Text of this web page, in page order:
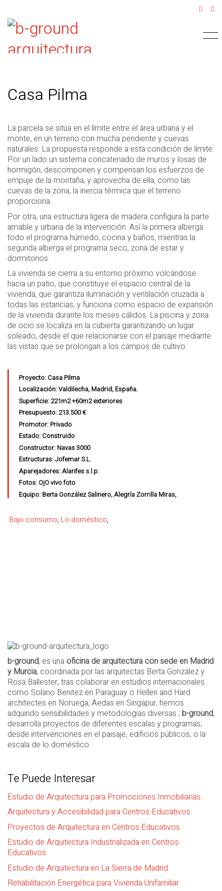
Casa Pilma
La parcela se sitúa en el límite entre el área urbana y el
monte, en un terreno con mucha pendiente y cuevas
naturales. La propuesta responde a esta condición de límite:
Por un lado un sistema concatenado de muros y losas de
hormigón, descomponen y compensan los esfuerzos de
empuje de la montaña, y aprovecha de ella, como las
cuevas de la zona, la inercia térmica que el terreno
proporciona.
Por otra, una estructura ligera de madera configura la parte
amable y urbana de la intervención. Así la primera alberga
todo el programa húmedo, cocina y baños, mientras la
segunda alberga el programa seco, zona de estar y
dormitorios.
La vivienda se cierra a su entorno próximo volcándose
hacia un patio, que constituye el espacio central de la
vivienda, que garantiza iluminación y ventilación cruzada a
todas las estancias, y funciona como espacio de expansión
de la vivienda durante los meses cálidos. La piscina y zona
de ocio se localiza en la cubierta garantizando un lugar
soleado, desde el que relacionarse con el paisaje mediante
las vistas que se prolongan a los campos de cultivo.
Proyecto: Casa Pilma
Localización: Valdilecha, Madrid, España.
Superficie: 221m2 +60m2 exteriores
Presupuesto: 213.500 €
Promotor: Privado
Estado: Construido
Constructor: Navas 3000
Estructuras: Jofemar S.L.
Aparejadores: Alarifes s.l.p.
Fotos: OjO vivo foto
Equipo: Berta González Salinero, Alegría Zorrilla Miras,
Bajo consumo, Lo doméstico,
b-ground, es una oficina de arquitectura con sede en Madrid
y Murcia, coordinada por las arquitectas Berta González y
Rosa Ballester, tras colaborar en estudios internacionales
como Solano Benitez en Paraguay o Hellen and Hard
architectes en Noruega, Aedas en Singapur, hemos
adquirido sensibilidades y metodologias diversas ; b-ground,
desarrolla proyectos de diferentes escalas y programas;
desde intervenciones en el paisaje, edificios públicos, o la
escala de lo doméstico.
Te Puede Interesar
Estudio de Arquitectura para Promociones Inmobiliarias
Arquitectura y Accesibilidad para Centros Educativos
Proyectos de Arquitectura en Centros Educativos
Estudio de Arquitectura Industrializada en Centros
Educativos
Estudio de Arquitectura en La Sierra de Madrid
Rehabilitación Energética para Vivienda Unifamiliar